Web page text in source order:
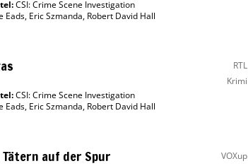
CSI: Crime Scene Investigation
Eads, Eric Szmanda, Robert David Hall
RTL
Krimi
CSI: Crime Scene Investigation
Eads, Eric Szmanda, Robert David Hall
Tätern auf der Spur VOXup